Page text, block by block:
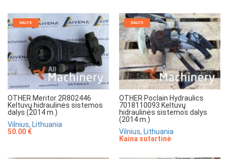
DALYS
OTHER Meritor 2R802446
Keltuvų hidraulinės sistemos
dalys (2014 m.)
Vilnius, Lithuania
50.00 €
DALYS
OTHER Poclain Hydraulics
7018110093 Keltuvų
hidraulinės sistemos dalys
(2014 m.)
Vilnius, Lithuania
Kaina sutartinė